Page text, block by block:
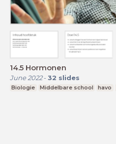
14.5 Hormonen
June 2022- 32 slides
Biologie Middelbare school havo